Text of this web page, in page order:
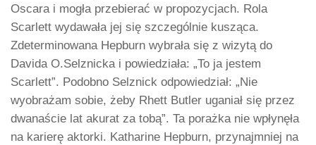
Oscara i mogła przebierać w propozycjach. Rola
Scarlett wydawała jej się szczególnie kusząca.
Zdeterminowana Hepburn wybrała się z wizytą do
Davida O.Selznicka i powiedziała: „To ja jestem
Scarlett”. Podobno Selznick odpowiedział: „Nie
wyobrażam sobie, żeby Rhett Butler uganiał się przez
dwanaście lat akurat za tobą”. Ta porażka nie wpłynęła
na karierę aktorki. Katharine Hepburn, przynajmniej na